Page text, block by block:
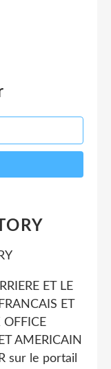
ET LE
ET
OFFICE
AMERICAIN
sur le portail